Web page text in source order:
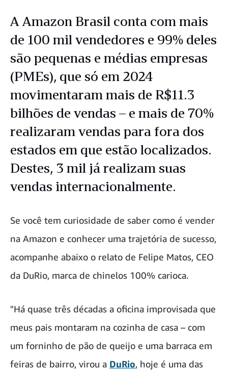
A Amazon Brasil conta com mais
de 100 mil vendedores e 99% deles
são pequenas e médias empresas
(PMEs), que só em 2024
movimentaram mais de R$11.3
bilhões de vendas – e mais de 70%
realizaram vendas para fora dos
estados em que estão localizados.
Destes, 3 mil já realizam suas
vendas internacionalmente.
Se você tem curiosidade de saber como é vender
na Amazon e conhecer uma trajetória de sucesso,
acompanhe abaixo o relato de Felipe Matos, CEO
da DuRio, marca de chinelos 100% carioca.
"Há quase três décadas a oficina improvisada que
meus pais montaram na cozinha de casa – com
um forninho de pão de queijo e uma barraca em
feiras de bairro, virou a DuRio, hoje é uma das